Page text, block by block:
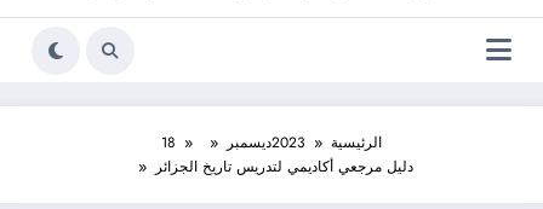
الرئيسية 2023ديسمبر
18
دليل مرجعي أكاديمي لتدريس تاريخ الجزائر